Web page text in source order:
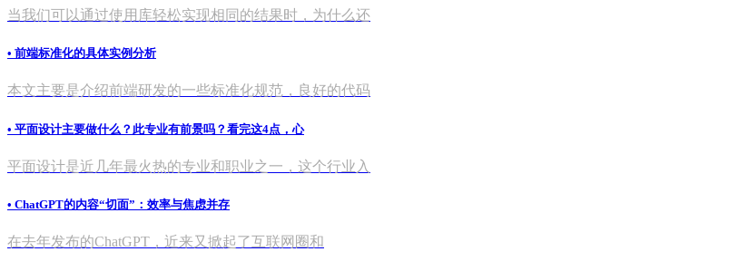
当我们可以通过使用库轻松实现相同的结果时，为什么还
• 前端标准化的具体实例分析
本文主要是介绍前端研发的一些标准化规范，良好的代码
• 平面设计主要做什么？此专业有前景吗？看完这4点，心
平面设计是近几年最火热的专业和职业之一，这个行业入
• ChatGPT的内容“切面”：效率与焦虑并存
在去年发布的ChatGPT，近来又掀起了互联网圈和